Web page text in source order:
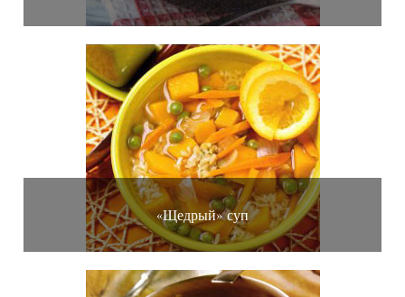
«Щедрый» суп